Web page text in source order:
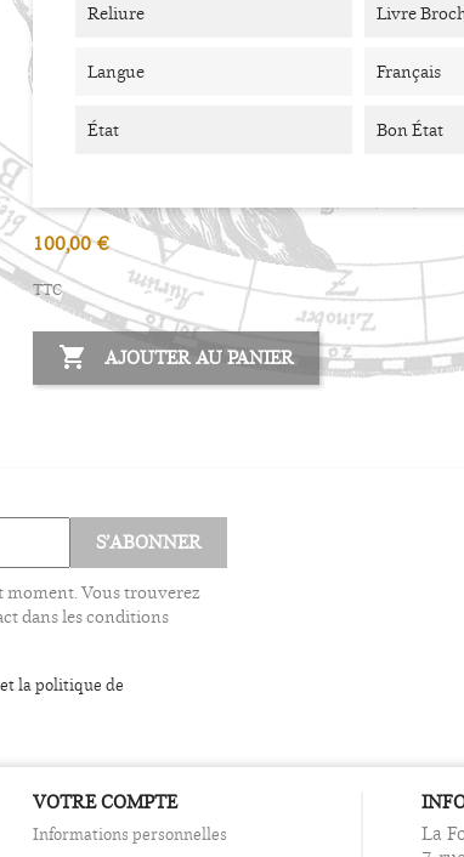
Reliure Livre
Langue Français
État Bon État
100,00 €
TTC
 AJOUTER AU PANIER
moment. Vous trouverez
dans les conditions
la politique de
VOTRE COMPTE
Informations personnelles
La